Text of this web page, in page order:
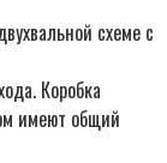
схеме с
Коробка
имеют общий